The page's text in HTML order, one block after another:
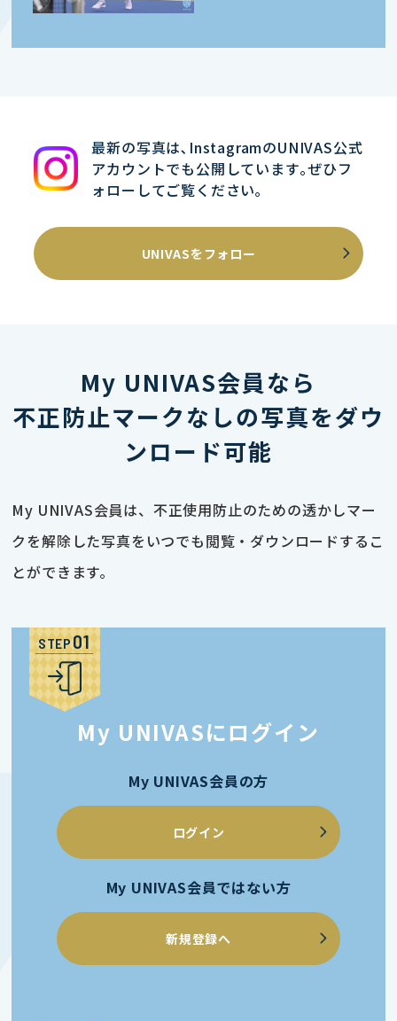
最新の写真は､InstagramのUNIVAS公式
アカウントでも公開しています｡ぜひフ
ォローしてご覧ください｡
UNIVASをフォロー
My UNIVAS会員なら
不正防止マークなしの写真をダウ
ンロード可能
My UNIVAS会員は、不正使用防止のための透かしマー
クを解除した写真をいつでも閲覧・ダウンロードするこ
とができます。
STEP
My UNIVASにログイン
My UNIVAS会員の方
ログイン
My UNIVAS会員ではない方
新規登録へ